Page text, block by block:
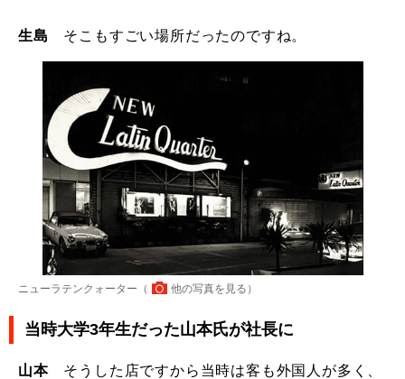
生島 そこもすごい場所だったのですね。
ニューラテンクォーター（ 他の写真を見る ）
当時大学3年生だった山本氏が社長に
山本そうした店ですから当時は客も外国人が多く、